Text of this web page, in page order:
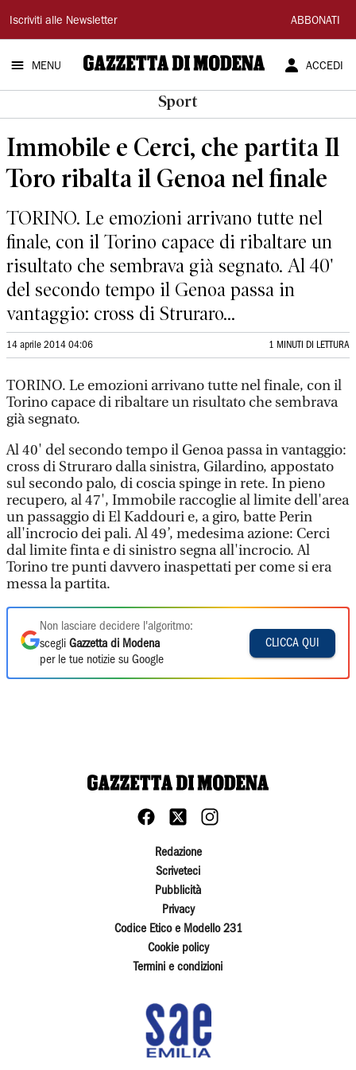
Gazzetta
di
Modena
Iscriviti alle Newsletter ABBONATI
MENU ACCEDI
Sport
Immobile e Cerci, che partita Il
Toro ribalta il Genoa nel finale
TORINO. Le emozioni arrivano tutte nel
finale, con il Torino capace di ribaltare un
risultato che sembrava già segnato. Al 40'
del secondo tempo il Genoa passa in
vantaggio: cross di Struraro...
14 aprile 2014 04:06 1 MINUTI DI LETTURA
TORINO. Le emozioni arrivano tutte nel finale, con il
Torino capace di ribaltare un risultato che sembrava
già segnato.
Al 40' del secondo tempo il Genoa passa in vantaggio:
cross di Struraro dalla sinistra, Gilardino, appostato
sul secondo palo, di coscia spinge in rete. In pieno
recupero, al 47', Immobile raccoglie al limite dell'area
un passaggio di El Kaddouri e, a giro, batte Perin
all'incrocio dei pali. Al 49’, medesima azione: Cerci
dal limite finta e di sinistro segna all'incrocio. Al
Torino tre punti davvero inaspettati per come si era
messa la partita.
Non lasciare decidere l'algoritmo:
scegli Gazzetta di Modena
per le tue notizie su Google
CLICCA QUI
Redazione
Scriveteci
Pubblicità
Privacy
Codice Etico e Modello 231
Cookie policy
Termini e condizioni